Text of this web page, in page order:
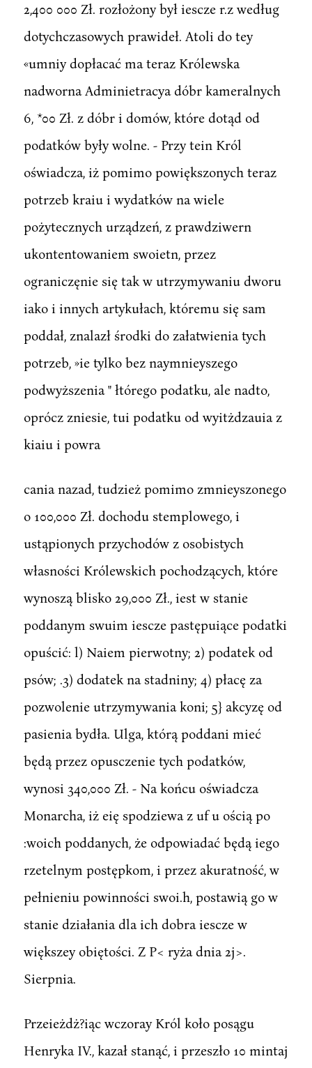
2,400 000 Zł. rozłożony był iescze r.z według
dotychczasowych prawideł. Atoli do tey
«umniy dopłacać ma teraz Królewska
nadworna Adminietracya dóbr kameralnych
6, *00 Zł. z dóbr i domów, które dotąd od
podatków były wolne. - Przy tein Król
oświadcza, iż pomimo powiększonych teraz
potrzeb kraiu i wydatków na wiele
pożytecznych urządzeń, z prawdziwern
ukontentowaniem swoietn, przez
ograniczęnie się tak w utrzymywaniu dworu
iako i innych artykułach, któremu się sam
poddał, znalazł środki do załatwienia tych
potrzeb, »ie tylko bez naymnieyszego
podwyższenia " łtórego podatku, ale nadto,
oprócz zniesie, tui podatku od wyitżdzauia z
kiaiu i powra
cania nazad, tudzież pomimo zmnieyszonego
o 100,000 Zł. dochodu stemplowego, i
ustąpionych przychodów z osobistych
własności Królewskich pochodzących, które
wynoszą blisko 29,000 Zł., iest w stanie
poddanym swuim iescze pastępuiące podatki
opuścić: l) Naiem pierwotny; 2) podatek od
psów; .3) dodatek na stadniny; 4) płacę za
pozwolenie utrzymywania koni; 5} akcyzę od
pasienia bydła. Ulga, którą poddani mieć
będą przez opusczenie tych podatków,
wynosi 340,000 Zł. - Na końcu oświadcza
Monarcha, iż eię spodziewa z uf u ością po
:woich poddanych, że odpowiadać będą iego
rzetelnym postępkom, i przez akuratność, w
pełnieniu powinności swoi.h, postawią go w
stanie działania dla ich dobra iescze w
większey obiętości. Z P< ryża dnia 2j>.
Sierpnia.
Przeieżdż?iąc wczoray Król koło posągu
Henryka IV., kazał stanąć, i przeszło 10 mintaj